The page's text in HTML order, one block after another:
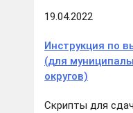
19.04.2022
Инструкция по
(для
округов)
Скрипты для